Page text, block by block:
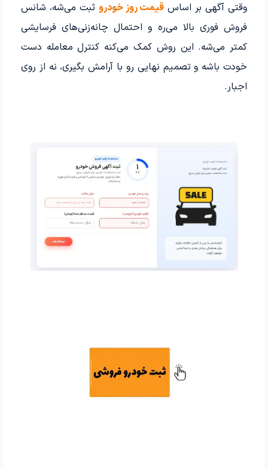
وقتی آگهی بر اساس قیمت روز خودرو ثبت می‌شه، شانس
فروش فوری بالا می‌ره و احتمال چانه‌زنی‌های فرسایشی
کمتر می‌شه. این روش کمک می‌کنه کنترل معامله دست
خودت باشه و تصمیم نهایی رو با آرامش بگیری، نه از روی
اجبار.